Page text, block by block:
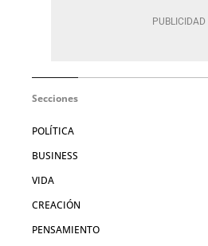
Secciones
POLÍTICA
BUSINESS
VIDA
CREACIÓN
PENSAMIENTO